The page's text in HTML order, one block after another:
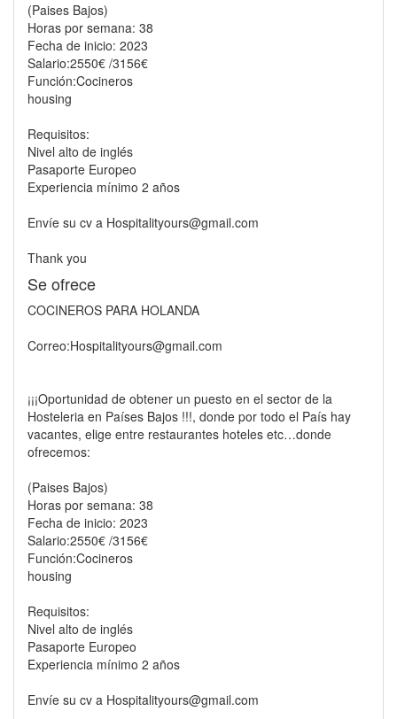
(Paises Bajos)
Horas por semana: 38
Fecha de inicio: 2023
Salario:2550€ /3156€
Función:Cocineros
housing
Requisitos:
Nivel alto de inglés
Pasaporte Europeo
Experiencia mínimo 2 años
Envíe su cv a Hospitalityours@gmail.com
Thank you
Se ofrece
COCINEROS PARA HOLANDA
Correo:Hospitalityours@gmail.com
¡¡¡Oportunidad de obtener un puesto en el sector de la
Hosteleria en Países Bajos !!!, donde por todo el País hay
vacantes, elige entre restaurantes hoteles etc…donde
ofrecemos:
(Paises Bajos)
Horas por semana: 38
Fecha de inicio: 2023
Salario:2550€ /3156€
Función:Cocineros
housing
Requisitos:
Nivel alto de inglés
Pasaporte Europeo
Experiencia mínimo 2 años
Envíe su cv a Hospitalityours@gmail.com